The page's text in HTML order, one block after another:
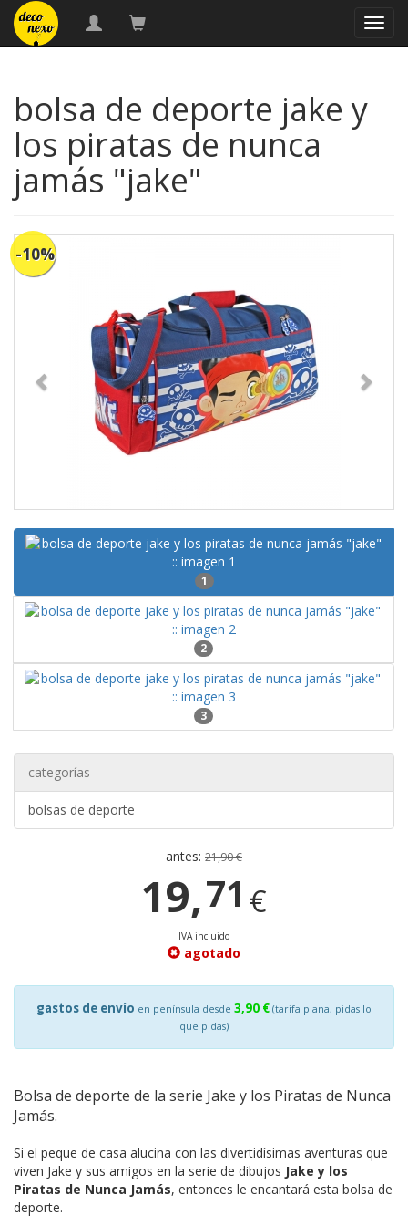
bolsa de deporte jake y
los piratas de nunca
jamás "jake"
-10%
1
2
3
categorías
bolsas de deporte
antes: 21,90 €
19,71 €
IVA incluido
agotado
gastos de envío en península desde 3,90 € (tarifa plana, pidas lo
que pidas)
Bolsa de deporte de la serie Jake y los Piratas de Nunca
Jamás.
Si el peque de casa alucina con las divertidísimas aventuras que
viven Jake y sus amigos en la serie de dibujos Jake y los
Piratas de Nunca Jamás, entonces le encantará esta bolsa de
deporte.